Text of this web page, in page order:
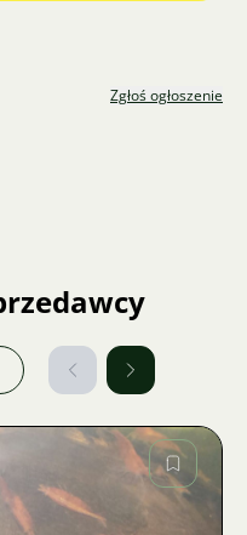
Zgłoś ogłoszenie